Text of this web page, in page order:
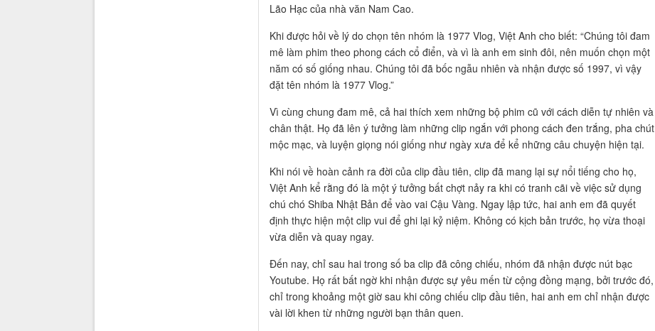
Lão Hạc của nhà văn Nam Cao.
Khi được hỏi về lý do chọn tên nhóm là 1977 Vlog, Việt Anh cho biết: “Chúng tôi đam
mê làm phim theo phong cách cổ điển, và vì là anh em sinh đôi, nên muốn chọn một
năm có số giống nhau. Chúng tôi đã bốc ngẫu nhiên và nhận được số 1997, vì vậy
đặt tên nhóm là 1977 Vlog.”
Vì cùng chung đam mê, cả hai thích xem những bộ phim cũ với cách diễn tự nhiên và
chân thật. Họ đã lên ý tưởng làm những clip ngắn với phong cách đen trắng, pha chút
mộc mạc, và luyện giọng nói giống như ngày xưa để kể những câu chuyện hiện tại.
Khi nói về hoàn cảnh ra đời của clip đầu tiên, clip đã mang lại sự nổi tiếng cho họ,
Việt Anh kể rằng đó là một ý tưởng bất chợt nảy ra khi có tranh cãi về việc sử dụng
chú chó Shiba Nhật Bản để vào vai Cậu Vàng. Ngay lập tức, hai anh em đã quyết
định thực hiện một clip vui để ghi lại kỷ niệm. Không có kịch bản trước, họ vừa thoại
vừa diễn và quay ngay.
Đến nay, chỉ sau hai trong số ba clip đã công chiếu, nhóm đã nhận được nút bạc
Youtube. Họ rất bất ngờ khi nhận được sự yêu mến từ cộng đồng mạng, bởi trước đó,
chỉ trong khoảng một giờ sau khi công chiếu clip đầu tiên, hai anh em chỉ nhận được
vài lời khen từ những người bạn thân quen.